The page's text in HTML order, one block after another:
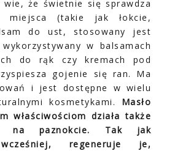
wie, że świetnie się sprawdza
miejsca (takie jak łokcie,
do ust, stosowany jest
w balsamach
do rąk czy kremach pod
gojenie się ran. Ma
i jest dostępne w wielu
kosmetykami. Masło
właściwościom działa także
na paznokcie. Tak jak
wcześniej, regeneruje je,